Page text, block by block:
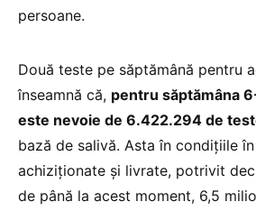
persoane.
Două teste pe săptămână pentru
înseamnă că, pentru săptămâna
este nevoie de 6.422.294 de
bază de salivă. Asta în condițiile
achiziționate și livrate, potrivit
de până la acest moment, 6,5